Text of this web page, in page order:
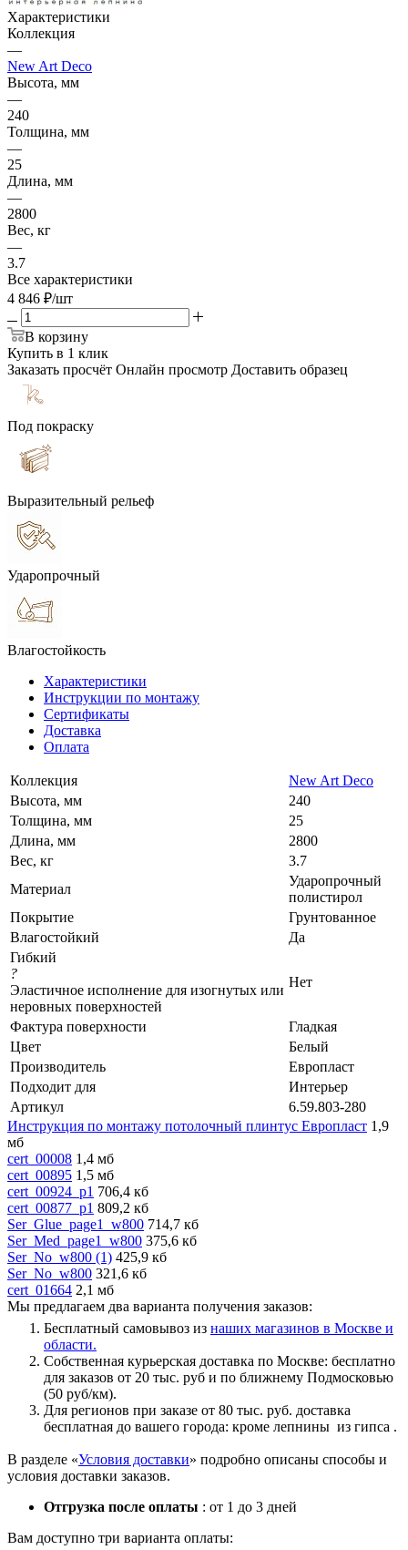
Характеристики
Коллекция
—
New Art Deco
Высота, мм
—
240
Толщина, мм
—
25
Длина, мм
—
2800
Вес, кг
—
3.7
Все характеристики
4 846 ₽/шт
В корзину
Купить в 1 клик
Заказать просчёт Онлайн просмотр Доставить образец
Под покраску
Выразительный рельеф
Ударопрочный
Влагостойкость
Характеристики
Инструкции по монтажу
Сертификаты
Доставка
Оплата
Коллекция
New Art Deco
Высота, мм
240
Толщина, мм
25
Длина, мм
2800
Вес, кг
3.7
Материал
Ударопрочный
полистирол
Покрытие
Грунтованное
Влагостойкий
Да
Гибкий
?
Эластичное исполнение для изогнутых или
неровных поверхностей
Нет
Фактура поверхности
Гладкая
Цвет
Белый
Производитель
Европласт
Подходит для
Интерьер
Артикул
6.59.803-280
Инструкция по монтажу потолочный плинтус Европласт 1,9
мб
cert_00008 1,4 мб
cert_00895 1,5 мб
cert_00924_p1 706,4 кб
cert_00877_p1 809,2 кб
Ser_Glue_page1_w800 714,7 кб
Ser_Med_page1_w800 375,6 кб
Ser_No_w800 (1) 425,9 кб
Ser_No_w800 321,6 кб
cert_01664 2,1 мб
Мы предлагаем два варианта получения заказов:
Бесплатный самовывоз из наших магазинов в Москве и
области.
Собственная курьерская доставка по Москве: бесплатно
для заказов от 20 тыс. руб и по ближнему Подмосковью
(50 руб/км).
Для регионов при заказе от 80 тыс. руб. доставка
бесплатная до вашего города: кроме лепнины из гипса .
В разделе «Условия доставки» подробно описаны способы и
условия доставки заказов.
Отгрузка после оплаты : от 1 до 3 дней
Вам доступно три варианта оплаты: